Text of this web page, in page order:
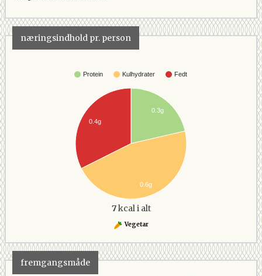
næringsindhold pr. person
Protein Kulhydrater Fedt
0.3g
0.4g
0.6g
7kcal i alt
Vegetar
fremgangsmåde